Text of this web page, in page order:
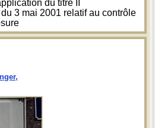
du titre II
3 mai 2001 relatif au contrôle